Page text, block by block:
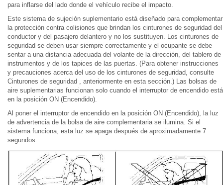
para inflarse del lado donde el vehículo recibe el impacto.
Este sistema de sujeción suplementario está diseñado para complementar
la protección contra colisiones que brindan los cinturones de seguridad del
conductor y del pasajero delantero y no los sustituyen. Los cinturones de
seguridad se deben usar siempre correctamente y el ocupante se debe
sentar a una distancia adecuada del volante de la dirección, del tablero de
instrumentos y de los tapices de las puertas. (Para obtener instrucciones
y precauciones acerca del uso de los cinturones de seguridad, consulte
Cinturones de seguridad , anteriormente en esta sección.) Las bolsas de
aire suplementarias funcionan solo cuando el interruptor de encendido está
en la posición ON (Encendido).
Al poner el interruptor de encendido en la posición ON (Encendido), la luz
de advertencia de la bolsa de aire complementaria se ilumina. Si el
sistema funciona, esta luz se apaga después de aproximadamente 7
segundos.